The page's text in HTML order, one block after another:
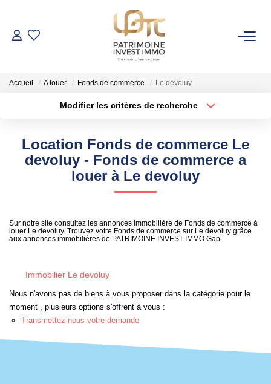
NOS BIENS
Cession D'entreprise
VENDRE
Accueil A louer Fonds de commerce Le devoluy
Modifier les critères de recherche
Surface min Budget max
Rayon Plus de critères
Location Fonds de commerce Le
devoluy - Fonds de commerce a
louer à Le devoluy
Sur notre site consultez les annonces immobilière de Fonds de commerce à
louer Le devoluy. Trouvez votre Fonds de commerce sur Le devoluy grâce
aux annonces immobilières de PATRIMOINE INVEST IMMO Gap.
Immobilier Le devoluy
Nous n'avons pas de biens à vous proposer dans la catégorie pour le
moment , plusieurs options s'offrent à vous :
Transmettez-nous votre demande